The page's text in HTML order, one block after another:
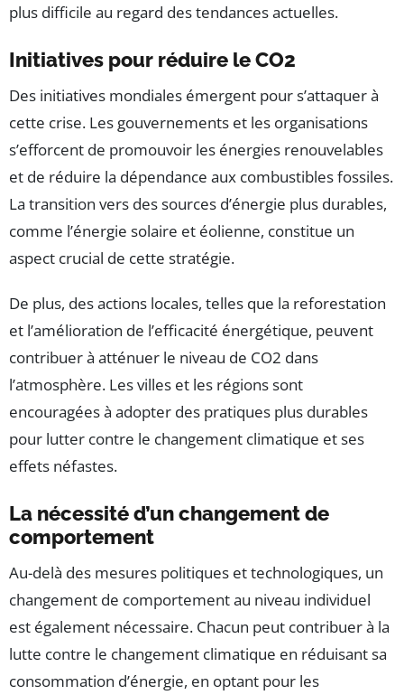
plus difficile au regard des tendances actuelles.
Initiatives pour réduire le CO2
Des initiatives mondiales émergent pour s’attaquer à
cette crise. Les gouvernements et les organisations
s’efforcent de promouvoir les énergies renouvelables
et de réduire la dépendance aux combustibles fossiles.
La transition vers des sources d’énergie plus durables,
comme l’énergie solaire et éolienne, constitue un
aspect crucial de cette stratégie.
De plus, des actions locales, telles que la reforestation
et l’amélioration de l’efficacité énergétique, peuvent
contribuer à atténuer le niveau de CO2 dans
l’atmosphère. Les villes et les régions sont
encouragées à adopter des pratiques plus durables
pour lutter contre le changement climatique et ses
effets néfastes.
La nécessité d’un changement de
comportement
Au-delà des mesures politiques et technologiques, un
changement de comportement au niveau individuel
est également nécessaire. Chacun peut contribuer à la
lutte contre le changement climatique en réduisant sa
consommation d’énergie, en optant pour les